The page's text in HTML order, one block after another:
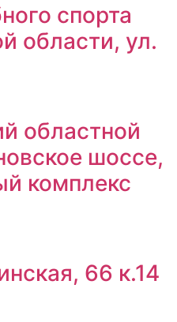
спорта
области, ул.
областной
шоссе,
комплекс
66 к.14